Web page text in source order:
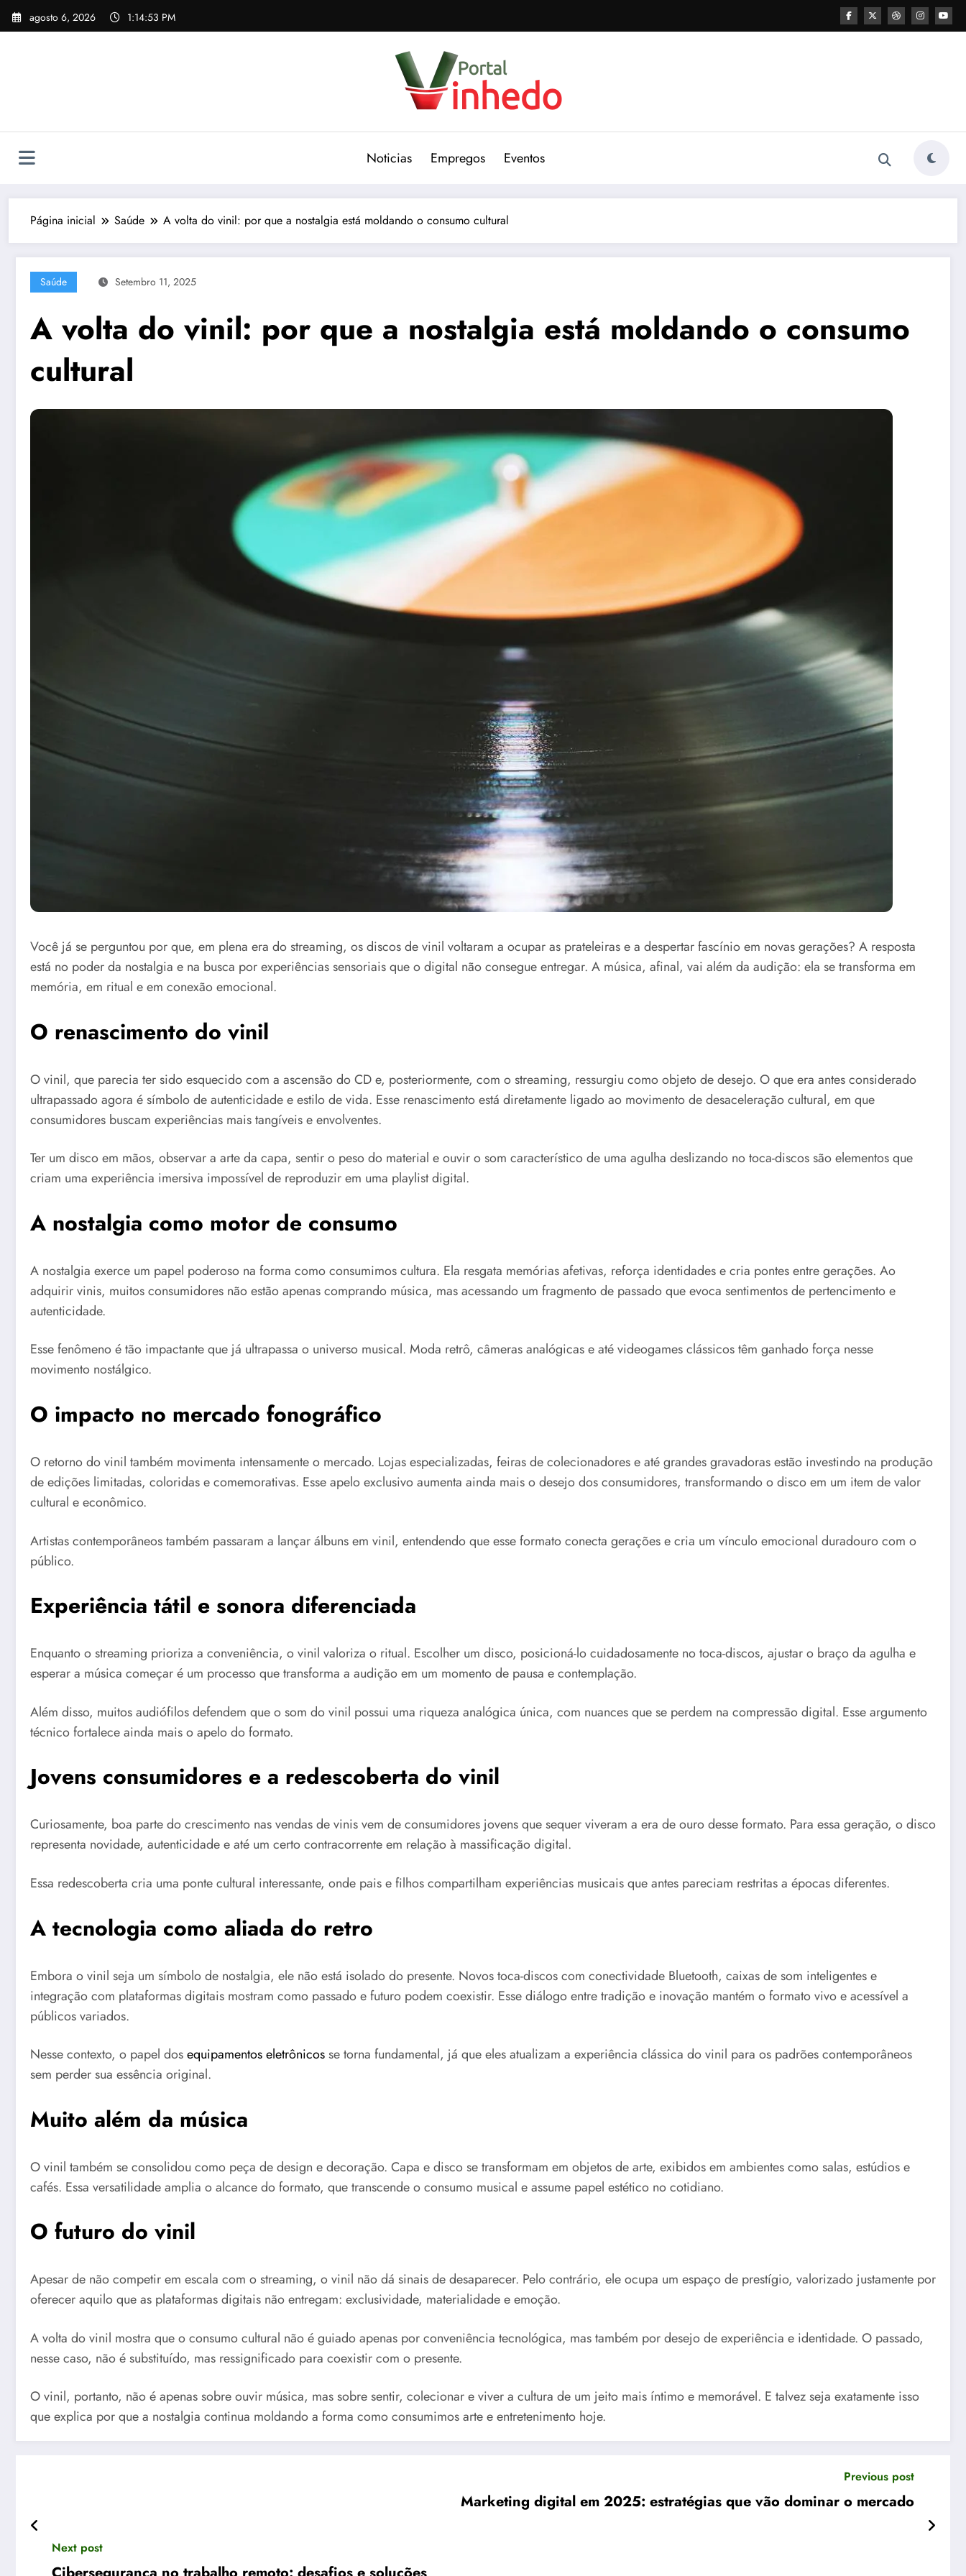
Pular
para
agosto 6, 2026 1:14:55 PM
Noticias Empregos Eventos
Página inicial Saúde A volta do vinil: por que a nostalgia está moldando o consumo cultural
Saúde Setembro 11, 2025
A volta do vinil: por que a nostalgia está moldando o consumo
cultural
Você já se perguntou por que, em plena era do streaming, os discos de vinil voltaram a ocupar as prateleiras e a despertar fascínio em novas gerações? A resposta
está no poder da nostalgia e na busca por experiências sensoriais que o digital não consegue entregar. A música, afinal, vai além da audição: ela se transforma em
memória, em ritual e em conexão emocional.
O renascimento do vinil
O vinil, que parecia ter sido esquecido com a ascensão do CD e, posteriormente, com o streaming, ressurgiu como objeto de desejo. O que era antes considerado
ultrapassado agora é símbolo de autenticidade e estilo de vida. Esse renascimento está diretamente ligado ao movimento de desaceleração cultural, em que
consumidores buscam experiências mais tangíveis e envolventes.
Ter um disco em mãos, observar a arte da capa, sentir o peso do material e ouvir o som característico de uma agulha deslizando no toca-discos são elementos que
criam uma experiência imersiva impossível de reproduzir em uma playlist digital.
A nostalgia como motor de consumo
A nostalgia exerce um papel poderoso na forma como consumimos cultura. Ela resgata memórias afetivas, reforça identidades e cria pontes entre gerações. Ao
adquirir vinis, muitos consumidores não estão apenas comprando música, mas acessando um fragmento de passado que evoca sentimentos de pertencimento e
autenticidade.
Esse fenômeno é tão impactante que já ultrapassa o universo musical. Moda retrô, câmeras analógicas e até videogames clássicos têm ganhado força nesse
movimento nostálgico.
O impacto no mercado fonográfico
O retorno do vinil também movimenta intensamente o mercado. Lojas especializadas, feiras de colecionadores e até grandes gravadoras estão investindo na produção
de edições limitadas, coloridas e comemorativas. Esse apelo exclusivo aumenta ainda mais o desejo dos consumidores, transformando o disco em um item de valor
cultural e econômico.
Artistas contemporâneos também passaram a lançar álbuns em vinil, entendendo que esse formato conecta gerações e cria um vínculo emocional duradouro com o
público.
Experiência tátil e sonora diferenciada
Enquanto o streaming prioriza a conveniência, o vinil valoriza o ritual. Escolher um disco, posicioná-lo cuidadosamente no toca-discos, ajustar o braço da agulha e
esperar a música começar é um processo que transforma a audição em um momento de pausa e contemplação.
Além disso, muitos audiófilos defendem que o som do vinil possui uma riqueza analógica única, com nuances que se perdem na compressão digital. Esse argumento
técnico fortalece ainda mais o apelo do formato.
Jovens consumidores e a redescoberta do vinil
Curiosamente, boa parte do crescimento nas vendas de vinis vem de consumidores jovens que sequer viveram a era de ouro desse formato. Para essa geração, o disco
representa novidade, autenticidade e até um certo contracorrente em relação à massificação digital.
Essa redescoberta cria uma ponte cultural interessante, onde pais e filhos compartilham experiências musicais que antes pareciam restritas a épocas diferentes.
A tecnologia como aliada do retro
Embora o vinil seja um símbolo de nostalgia, ele não está isolado do presente. Novos toca-discos com conectividade Bluetooth, caixas de som inteligentes e
integração com plataformas digitais mostram como passado e futuro podem coexistir. Esse diálogo entre tradição e inovação mantém o formato vivo e acessível a
públicos variados.
Nesse contexto, o papel dosequipamentos eletrônicosse torna fundamental, já que eles atualizam a experiência clássica do vinil para os padrões contemporâneos
sem perder sua essência original.
Muito além da música
O vinil também se consolidou como peça de design e decoração. Capa e disco se transformam em objetos de arte, exibidos em ambientes como salas, estúdios e
cafés. Essa versatilidade amplia o alcance do formato, que transcende o consumo musical e assume papel estético no cotidiano.
O futuro do vinil
Apesar de não competir em escala com o streaming, o vinil não dá sinais de desaparecer. Pelo contrário, ele ocupa um espaço de prestígio, valorizado justamente por
oferecer aquilo que as plataformas digitais não entregam: exclusividade, materialidade e emoção.
A volta do vinil mostra que o consumo cultural não é guiado apenas por conveniência tecnológica, mas também por desejo de experiência e identidade. O passado,
nesse caso, não é substituído, mas ressignificado para coexistir com o presente.
O vinil, portanto, não é apenas sobre ouvir música, mas sobre sentir, colecionar e viver a cultura de um jeito mais íntimo e memorável. E talvez seja exatamente isso
que explica por que a nostalgia continua moldando a forma como consumimos arte e entretenimento hoje.
Previous post
Marketing digital em 2025: estratégias que vão dominar o mercado
Next post